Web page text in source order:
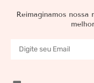
Reimaginamos nossa